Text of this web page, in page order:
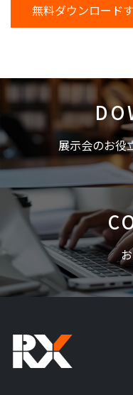
無料ダウンロード
展示会のお役